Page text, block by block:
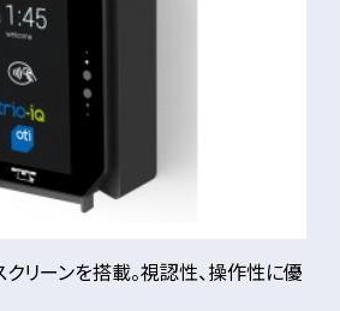
リーンを搭載。視認性、操作性に優